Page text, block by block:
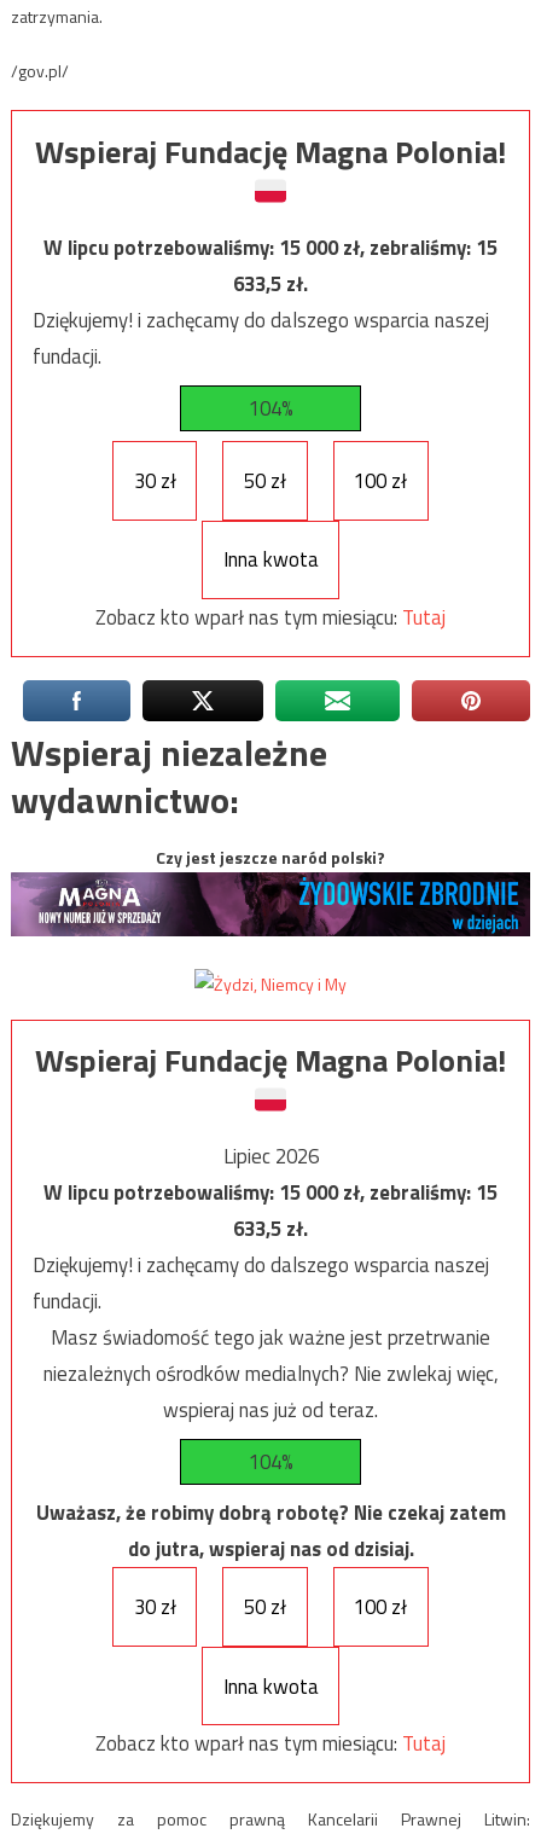
zatrzymania.
/gov.pl/
Wspieraj Fundację Magna Polonia!
W lipcu potrzebowaliśmy:15 000zł, zebraliśmy:15
633,5zł.
Dziękujemy! i zachęcamy do dalszego wsparcia naszej
fundacji.
104%
30 zł 50 zł 100 zł
Inna kwota
Zobacz kto wparł nas tym miesiącu: Tutaj
Wspieraj niezależne
wydawnictwo:
Czy jest jeszcze naród polski?
Wspieraj Fundację Magna Polonia!
Lipiec 2026
W lipcu potrzebowaliśmy:15 000zł, zebraliśmy:15
633,5zł.
Dziękujemy! i zachęcamy do dalszego wsparcia naszej
fundacji.
Masz świadomość tego jak ważne jest przetrwanie
niezależnych ośrodków medialnych? Nie zwlekaj więc,
wspieraj nas już od teraz.
104%
Uważasz, że robimy dobrą robotę? Nie czekaj zatem
do jutra, wspieraj nas od dzisiaj.
30 zł
50 zł 100 zł
Inna kwota
Zobacz kto wparł nas tym miesiącu: Tutaj
Dziękujemy za pomoc prawną Kancelarii Prawnej Litwin: